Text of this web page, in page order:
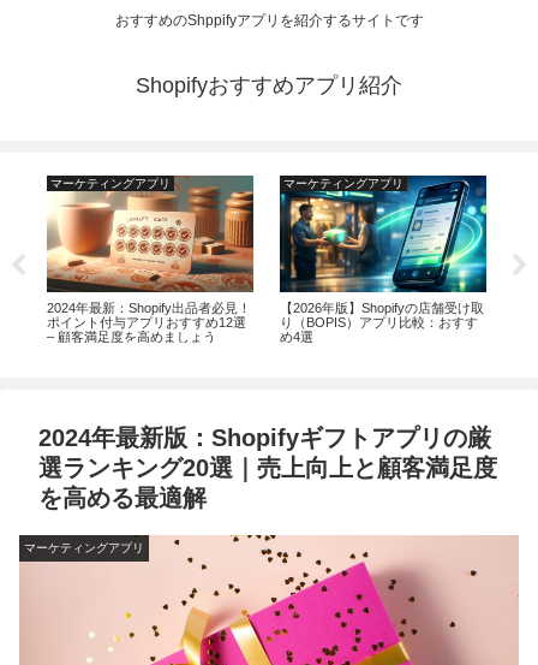
おすすめのShppifyアプリを紹介するサイトです
Shopifyおすすめアプリ紹介
マーケティングアプリ
2024年最新：Shopify出品者必見！
ポイント付与アプリおすすめ12選
– 顧客満足度を高めましょう
マーケティングアプリ
【2026年版】Shopifyの店舗受け取
り（BOPIS）アプリ比較：おすす
め4選
2024年最新版：Shopifyギフトアプリの厳
選ランキング20選｜売上向上と顧客満足度
を高める最適解
マーケティングアプリ